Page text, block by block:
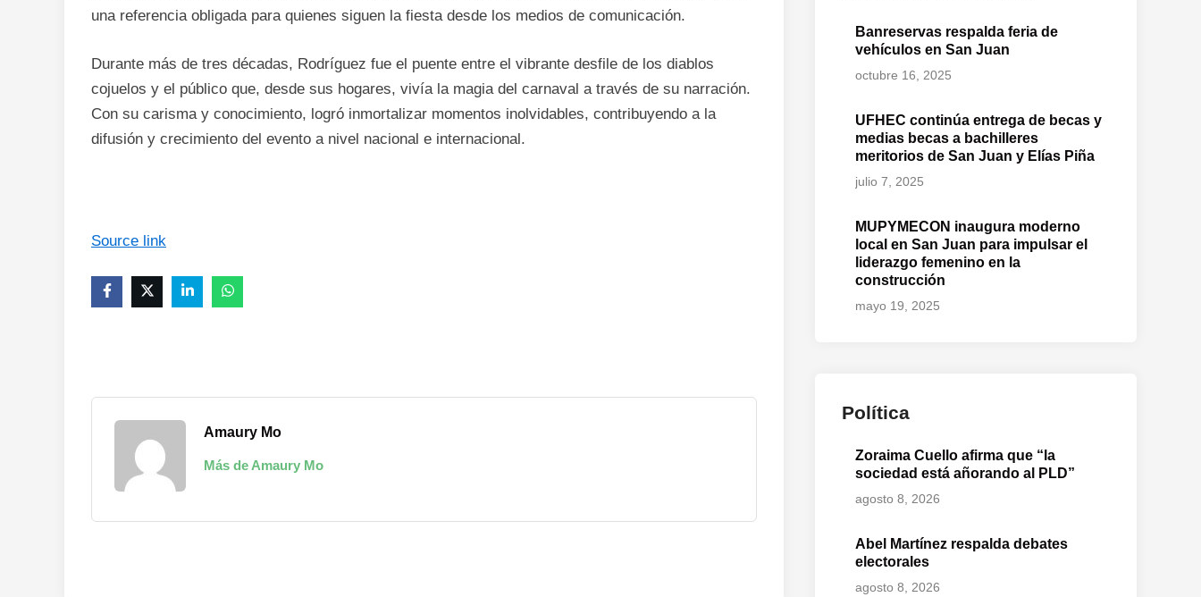
una referencia obligada para quienes siguen la fiesta desde los medios de comunicación.
Durante más de tres décadas, Rodríguez fue el puente entre el vibrante desfile de los diablos
cojuelos y el público que, desde sus hogares, vivía la magia del carnaval a través de su narración.
Con su carisma y conocimiento, logró inmortalizar momentos inolvidables, contribuyendo a la
difusión y crecimiento del evento a nivel nacional e internacional.
Source link
Amaury Mo
Más de Amaury Mo
Banreservas respalda feria de
vehículos en San Juan
octubre 16, 2025
UFHEC continúa entrega de becas y
medias becas a bachilleres
meritorios de San Juan y Elías Piña
julio 7, 2025
MUPYMECON inaugura moderno
local en San Juan para impulsar el
liderazgo femenino en la
construcción
mayo 19, 2025
Política
Zoraima Cuello afirma que “la
sociedad está añorando al PLD”
agosto 8, 2026
Abel Martínez respalda debates
electorales
agosto 8, 2026